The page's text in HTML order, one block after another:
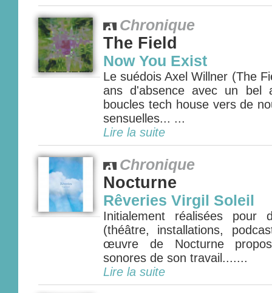
Chronique
The Field
Now You Exist
Le suédois Axel Willner (The
ans d'absence avec un bel
boucles tech house vers de
sensuelles... ...
Lire la suite
Chronique
Nocturne
Rêveries Virgil Soleil
Initialement réalisées pour
(théâtre, installations,
œuvre de Nocturne
sonores de son travail.......
Lire la suite